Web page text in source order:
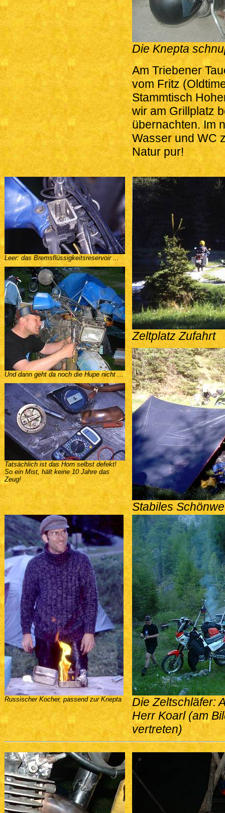
Die Knepta
Am Triebener
vom Fritz
Stammtisch
wir am Grillplatz
übernachten. Im
Wasser und WC
Natur pur!
Leer: das Bremsflüssigkeitsreservoir ...
Und dann geht da noch die Hupe nicht ...
Tatsächlich ist das Horn selbst defekt!
So ein Mist, hält keine 10 Jahre das
Zeug!
Zeltplatz Zufahrt
Stabiles
Russischer Kocher, passend zur Knepta
Die Zeltschläfer:
Herr Koarl (am
vertreten)